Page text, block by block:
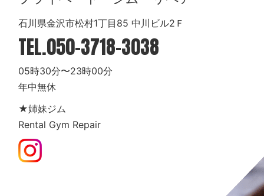
石川県金沢市松村1丁目85 中川ビル2Ｆ
TEL.050-3718-3038
05時30分〜23時00分
年中無休
★姉妹ジム
Rental Gym Repair